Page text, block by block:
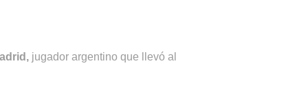
jugador argentino que llevó al